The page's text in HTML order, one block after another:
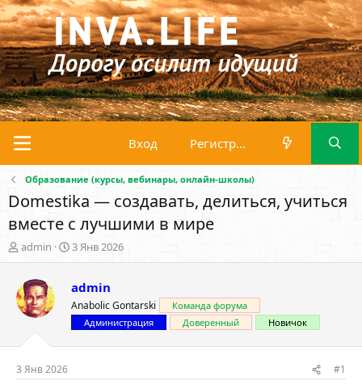
Вход Регистрация
Образование (курсы, вебинары, онлайн-школы)
Domestika — создавать, делиться, учиться
вместе с лучшими в мире
А
в
о
р
т
м
ы
admin
Д
а
а
н
а
ч
а
а
3 Янв 2026
admin
Anabolic Gontarski
Команда форума
Администрация
Доверенный Новичок
3 Янв 2026 #1